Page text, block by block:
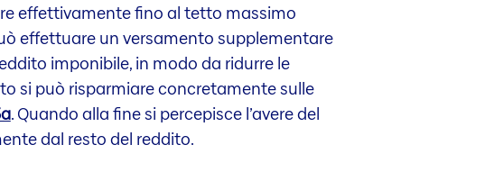
effettivamente fino al tetto massimo
effettuare un versamento supplementare
imponibile, in modo da ridurre le
si può risparmiare concretamente sulle
. Quando alla fine si percepisce l’avere del
dal resto del reddito.